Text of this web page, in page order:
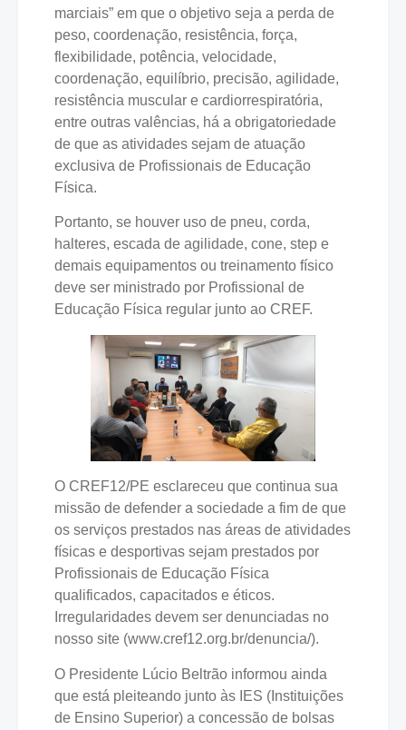
marciais” em que o objetivo seja a perda de
peso, coordenação, resistência, força,
flexibilidade, potência, velocidade,
coordenação, equilíbrio, precisão, agilidade,
resistência muscular e cardiorrespiratória,
entre outras valências, há a obrigatoriedade
de que as atividades sejam de atuação
exclusiva de Profissionais de Educação
Física.
Portanto, se houver uso de pneu, corda,
halteres, escada de agilidade, cone, step e
demais equipamentos ou treinamento físico
deve ser ministrado por Profissional de
Educação Física regular junto ao CREF.
O CREF12/PE esclareceu que continua sua
missão de defender a sociedade a fim de que
os serviços prestados nas áreas de atividades
físicas e desportivas sejam prestados por
Profissionais de Educação Física
qualificados, capacitados e éticos.
Irregularidades devem ser denunciadas no
nosso site (www.cref12.org.br/denuncia/).
O Presidente Lúcio Beltrão informou ainda
que está pleiteando junto às IES (Instituições
de Ensino Superior) a concessão de bolsas